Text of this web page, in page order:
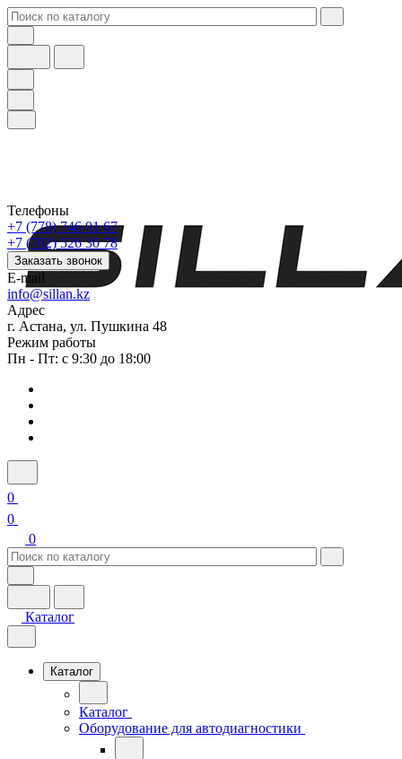
Телефоны
+7 (778) 746 01 67
+7 (702) 526 30 78
Заказать звонок
E-mail
info@sillan.kz
Адрес
г. Астана, ул. Пушкина 48
Режим работы
Пн - Пт: с 9:30 до 18:00
0
0
0
Каталог
Каталог
Каталог
Оборудование для автодиагностики